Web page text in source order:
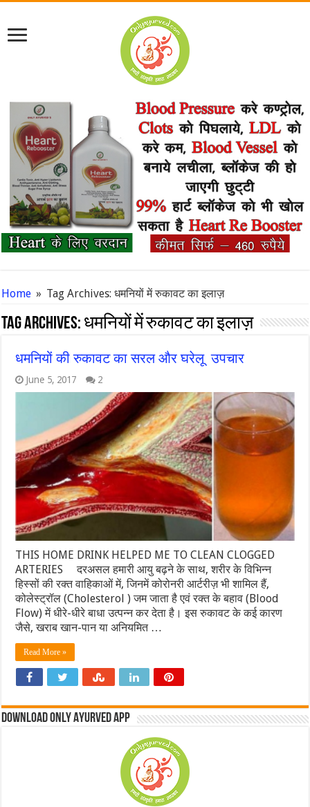
Home » Tag Archives: धमनियों में रुकावट का इलाज़
Tag Archives: धमनियों में रुकावट का इलाज़
धमनियों की रुकावट का सरल और घरेलू उपचार
June 5, 2017 2
THIS HOME DRINK HELPED ME TO CLEAN CLOGGED
ARTERIES दरअसल हमारी आयु बढ़ने के साथ, शरीर के विभिन्न
हिस्सों की रक्त वाहिकाओं में, जिनमें कोरोनरी आर्टरीज़ भी शामिल हैं,
कोलेस्ट्रॉल (Cholesterol ) जम जाता है एवं रक्त के बहाव (Blood
Flow) में धीरे-धीरे बाधा उत्पन्न कर देता है। इस रुकावट के कई कारण
जैसे, खराब खान-पान या अनियमित …
Read More »
Download Only Ayurved App